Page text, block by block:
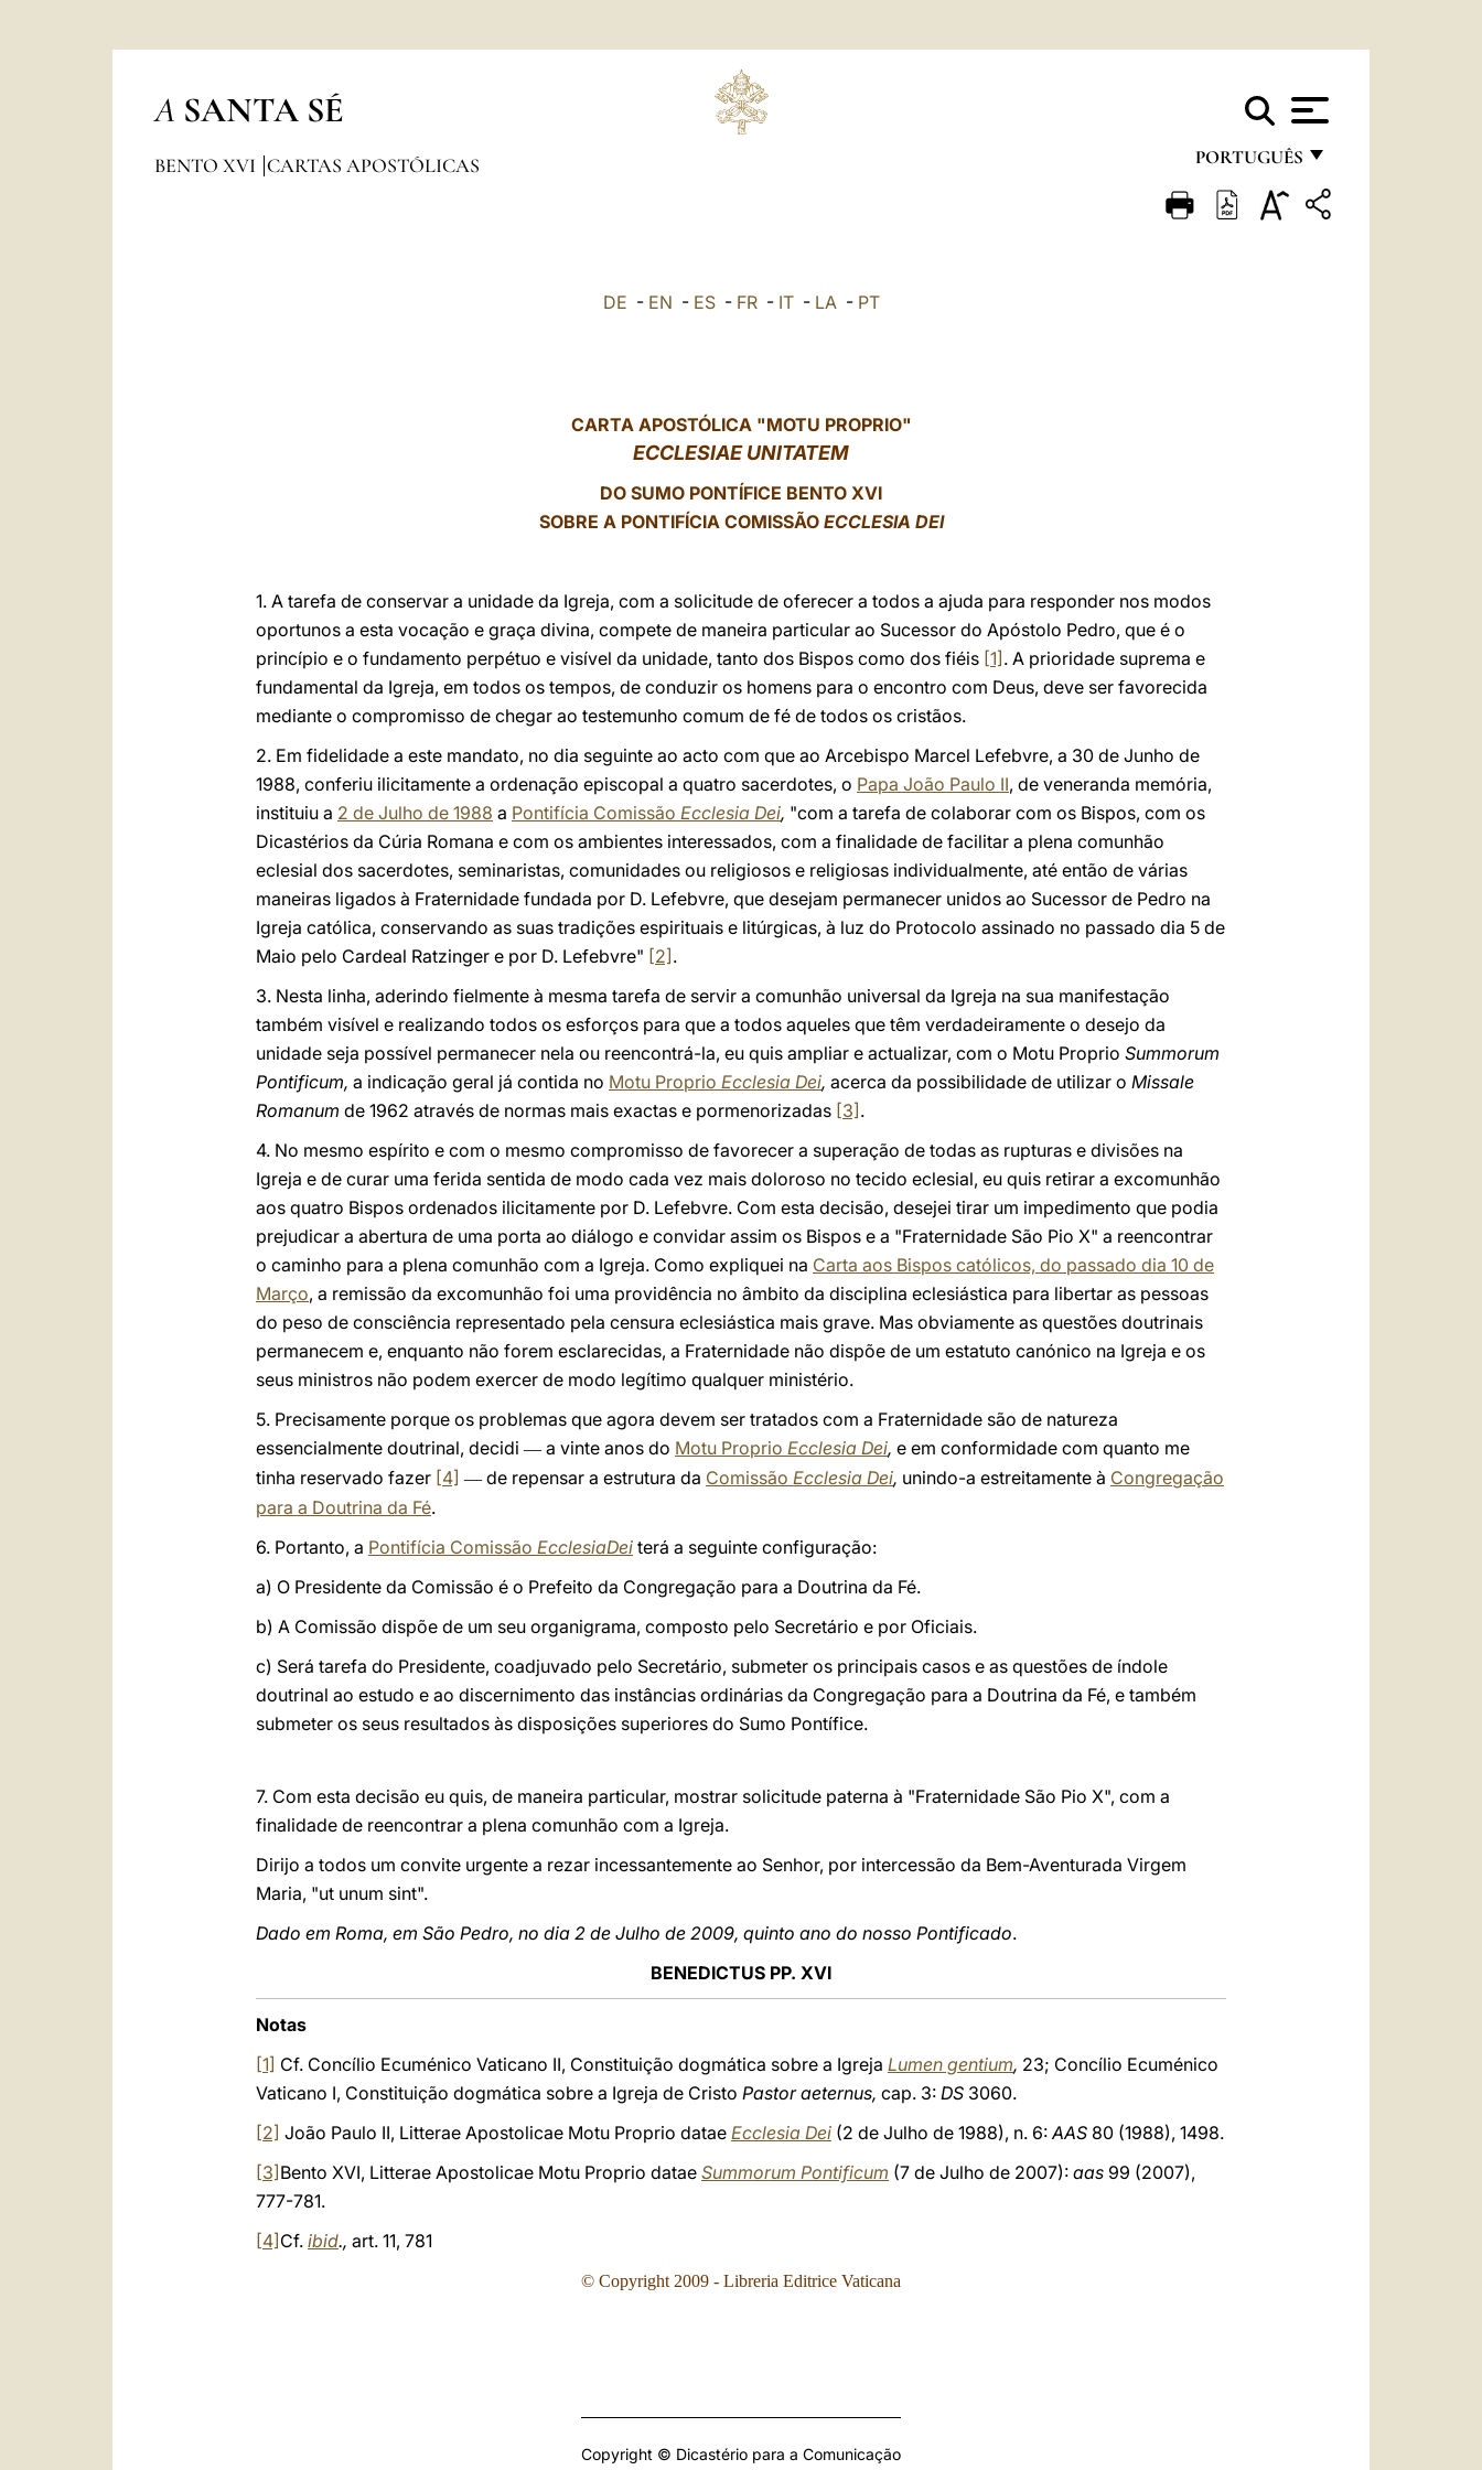
A SANTA SÉ
PORTUGUÊS
FRANÇAIS
BENTO XVI CARTAS APOSTÓLICAS
DE - EN - ES- FR- IT- LA- PT
CARTA APOSTÓLICA "MOTU PROPRIO"
ECCLESIAE UNITATEM
DO SUMO PONTÍFICE BENTO XVI
SOBRE A PONTIFÍCIA COMISSÃO ECCLESIA DEI
1. A tarefa de conservar a unidade da Igreja, com a solicitude de oferecer a todos a ajuda para responder nos modos
oportunos a esta vocação e graça divina, compete de maneira particular ao Sucessor do Apóstolo Pedro, que é o
princípio e o fundamento perpétuo e visível da unidade, tanto dos Bispos como dos fiéis [1] . A prioridade suprema e
fundamental da Igreja, em todos os tempos, de conduzir os homens para o encontro com Deus, deve ser favorecida
mediante o compromisso de chegar ao testemunho comum de fé de todos os cristãos.
2. Em fidelidade a este mandato, no dia seguinte ao acto com que ao Arcebispo Marcel Lefebvre, a 30 de Junho de
1988, conferiu ilicitamente a ordenação episcopal a quatro sacerdotes, o Papa João Paulo II, de veneranda memória,
instituiu a 2 de Julho de 1988 a Pontifícia Comissão Ecclesia Dei, "com a tarefa de colaborar com os Bispos, com os
Dicastérios da Cúria Romana e com os ambientes interessados, com a finalidade de facilitar a plena comunhão
eclesial dos sacerdotes, seminaristas, comunidades ou religiosos e religiosas individualmente, até então de várias
maneiras ligados à Fraternidade fundada por D. Lefebvre, que desejam permanecer unidos ao Sucessor de Pedro na
Igreja católica, conservando as suas tradições espirituais e litúrgicas, à luz do Protocolo assinado no passado dia 5 de
Maio pelo Cardeal Ratzinger e por D. Lefebvre" [2] .
3. Nesta linha, aderindo fielmente à mesma tarefa de servir a comunhão universal da Igreja na sua manifestação
também visível e realizando todos os esforços para que a todos aqueles que têm verdadeiramente o desejo da
unidade seja possível permanecer nela ou reencontrá-la, eu quis ampliar e actualizar, com o Motu Proprio Summorum
Pontificum, a indicação geral já contida no Motu Proprio Ecclesia Dei, acerca da possibilidade de utilizar o Missale
Romanum de 1962 através de normas mais exactas e pormenorizadas [3] .
4. No mesmo espírito e com o mesmo compromisso de favorecer a superação de todas as rupturas e divisões na
Igreja e de curar uma ferida sentida de modo cada vez mais doloroso no tecido eclesial, eu quis retirar a excomunhão
aos quatro Bispos ordenados ilicitamente por D. Lefebvre. Com esta decisão, desejei tirar um impedimento que podia
prejudicar a abertura de uma porta ao diálogo e convidar assim os Bispos e a "Fraternidade São Pio X" a reencontrar
o caminho para a plena comunhão com a Igreja. Como expliquei na Carta aos Bispos católicos, do passado dia 10 de
Março, a remissão da excomunhão foi uma providência no âmbito da disciplina eclesiástica para libertar as pessoas
do peso de consciência representado pela censura eclesiástica mais grave. Mas obviamente as questões doutrinais
permanecem e, enquanto não forem esclarecidas, a Fraternidade não dispõe de um estatuto canónico na Igreja e os
seus ministros não podem exercer de modo legítimo qualquer ministério.
5. Precisamente porque os problemas que agora devem ser tratados com a Fraternidade são de natureza
essencialmente doutrinal, decidi — a vinte anos do Motu Proprio Ecclesia Dei, e em conformidade com quanto me
tinha reservado fazer [4] — de repensar a estrutura da Comissão Ecclesia Dei, unindo-a estreitamente à Congregação
para a Doutrina da Fé.
6. Portanto, a Pontifícia Comissão EcclesiaDei terá a seguinte configuração:
a) O Presidente da Comissão é o Prefeito da Congregação para a Doutrina da Fé.
b) A Comissão dispõe de um seu organigrama, composto pelo Secretário e por Oficiais.
c) Será tarefa do Presidente, coadjuvado pelo Secretário, submeter os principais casos e as questões de índole
doutrinal ao estudo e ao discernimento das instâncias ordinárias da Congregação para a Doutrina da Fé, e também
submeter os seus resultados às disposições superiores do Sumo Pontífice.
7. Com esta decisão eu quis, de maneira particular, mostrar solicitude paterna à "Fraternidade São Pio X", com a
finalidade de reencontrar a plena comunhão com a Igreja.
Dirijo a todos um convite urgente a rezar incessantemente ao Senhor, por intercessão da Bem-Aventurada Virgem
Maria, "ut unum sint".
Dado em Roma, em São Pedro, no dia 2 de Julho de 2009, quinto ano do nosso Pontificado.
BENEDICTUS PP. XVI
Notas
[1] Cf. Concílio Ecuménico Vaticano II, Constituição dogmática sobre a Igreja Lumen gentium, 23; Concílio Ecuménico
Vaticano I, Constituição dogmática sobre a Igreja de Cristo Pastor aeternus, cap. 3: DS 3060.
[2] João Paulo II, Litterae Apostolicae Motu Proprio datae Ecclesia Dei (2 de Julho de 1988), n. 6:AAS 80 (1988), 1498.
[3] Bento XVI, Litterae Apostolicae Motu Proprio datae Summorum Pontificum (7 de Julho de 2007): aas 99 (2007),
777-781.
[4] Cf. ibid., art. 11, 781
© Copyright 2009 - Libreria Editrice Vaticana
Copyright © Dicastério para a Comunicação